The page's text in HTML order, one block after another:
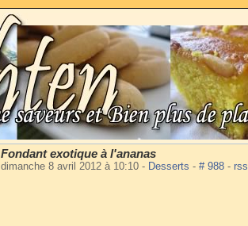
Fondant exotique à l'ananas
dimanche 8 avril 2012 à 10:10 - Desserts - # 988 - rss